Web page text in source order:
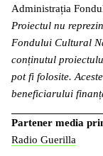
Administrația
Proiectul nu
Fondului Cultural
conținutul
pot fi folosite.
beneficiarului
Partener media
Radio Guerilla